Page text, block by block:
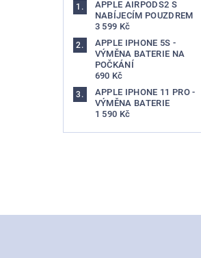
APPLE AIRPODS2 S
NABÍJECÍM POUZDREM
3 599 Kč
APPLE IPHONE 5S -
VÝMĚNA BATERIE NA
POČKÁNÍ
690 Kč
APPLE IPHONE 11 PRO -
VÝMĚNA BATERIE
1 590 Kč